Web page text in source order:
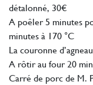
détalonné, 30€
A poêler 5 minutes
minutes à 170 °C
La couronne
A rôtir au four 20
Carré de porc de M.